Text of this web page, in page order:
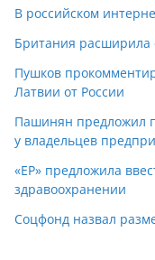
В российском
Британия расширила
Пушков
Латвии от России
Пашинян предложил
у владельцев
«ЕР» предложила
здравоохранении
Соцфонд назвал